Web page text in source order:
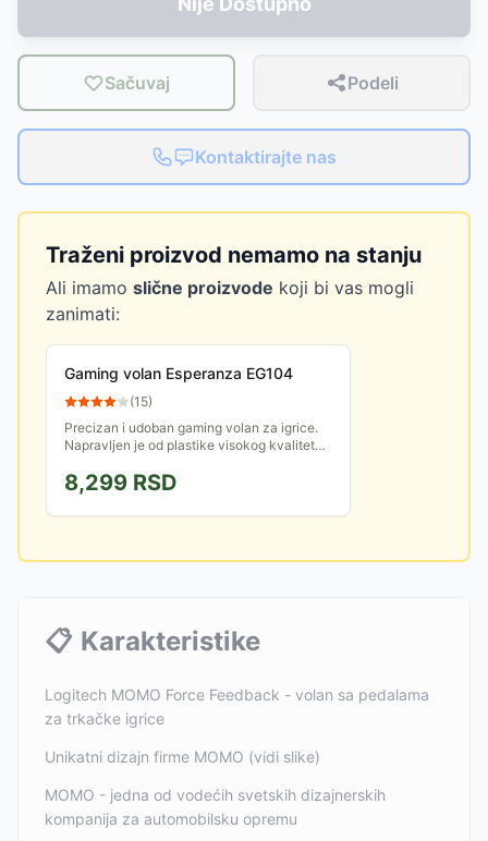
Sačuvaj Podeli
Kontaktirajte nas
Traženi proizvod nemamo na stanju
Ali imamo slične proizvode koji bi vas mogli
zanimati:
Gaming volan Esperanza EG104
(15)
Precizan i udoban gaming volan za igrice.
Napravljen je od plastike visokog kvaliteta.
snažnu vibraciju i...
8,299 RSD
📋 Karakteristike
Logitech MOMO Force Feedback - volan sa pedalama
za trkačke igrice
Unikatni dizajn firme MOMO (vidi slike)
MOMO - jedna od vodećih svetskih dizajnerskih
kompanija za automobilsku opremu